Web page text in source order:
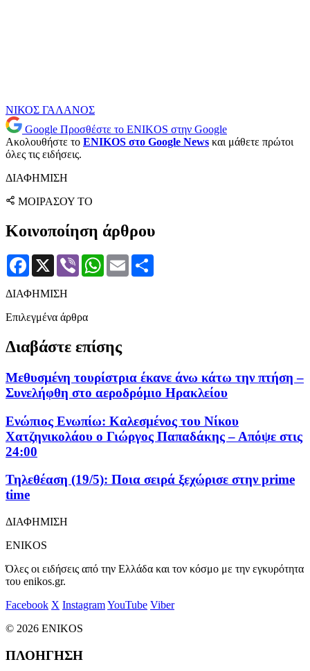
ΝΙΚΟΣ ΓΑΛΑΝΟΣ
Google Προσθέστε το ENIKOS στην Google
Ακολουθήστε το ENIKOS στο Google News και μάθετε πρώτοι
όλες τις ειδήσεις.
ΔΙΑΦΗΜΙΣΗ
ΜΟΙΡΑΣΟΥ ΤΟ
Κοινοποίηση άρθρου
Facebook
X Viber WhatsApp
Email
ΔΙΑΦΗΜΙΣΗ
Επιλεγμένα άρθρα
Διαβάστε επίσης
Μεθυσμένη τουρίστρια έκανε άνω κάτω την πτήση –
Συνελήφθη στο αεροδρόμιο Ηρακλείου
Ενώπιος Ενωπίω: Καλεσμένος του Νίκου
Χατζηνικολάου ο Γιώργος Παπαδάκης – Απόψε στις
24:00
Τηλεθέαση (19/5): Ποια σειρά ξεχώρισε στην prime
time
ΔΙΑΦΗΜΙΣΗ
ENIKOS
Όλες οι ειδήσεις από την Ελλάδα και τον κόσμο με την εγκυρότητα
του enikos.gr.
Facebook X InstagramYouTube Viber
© 2026 ENIKOS
ΠΛΟΗΓΗΣΗ